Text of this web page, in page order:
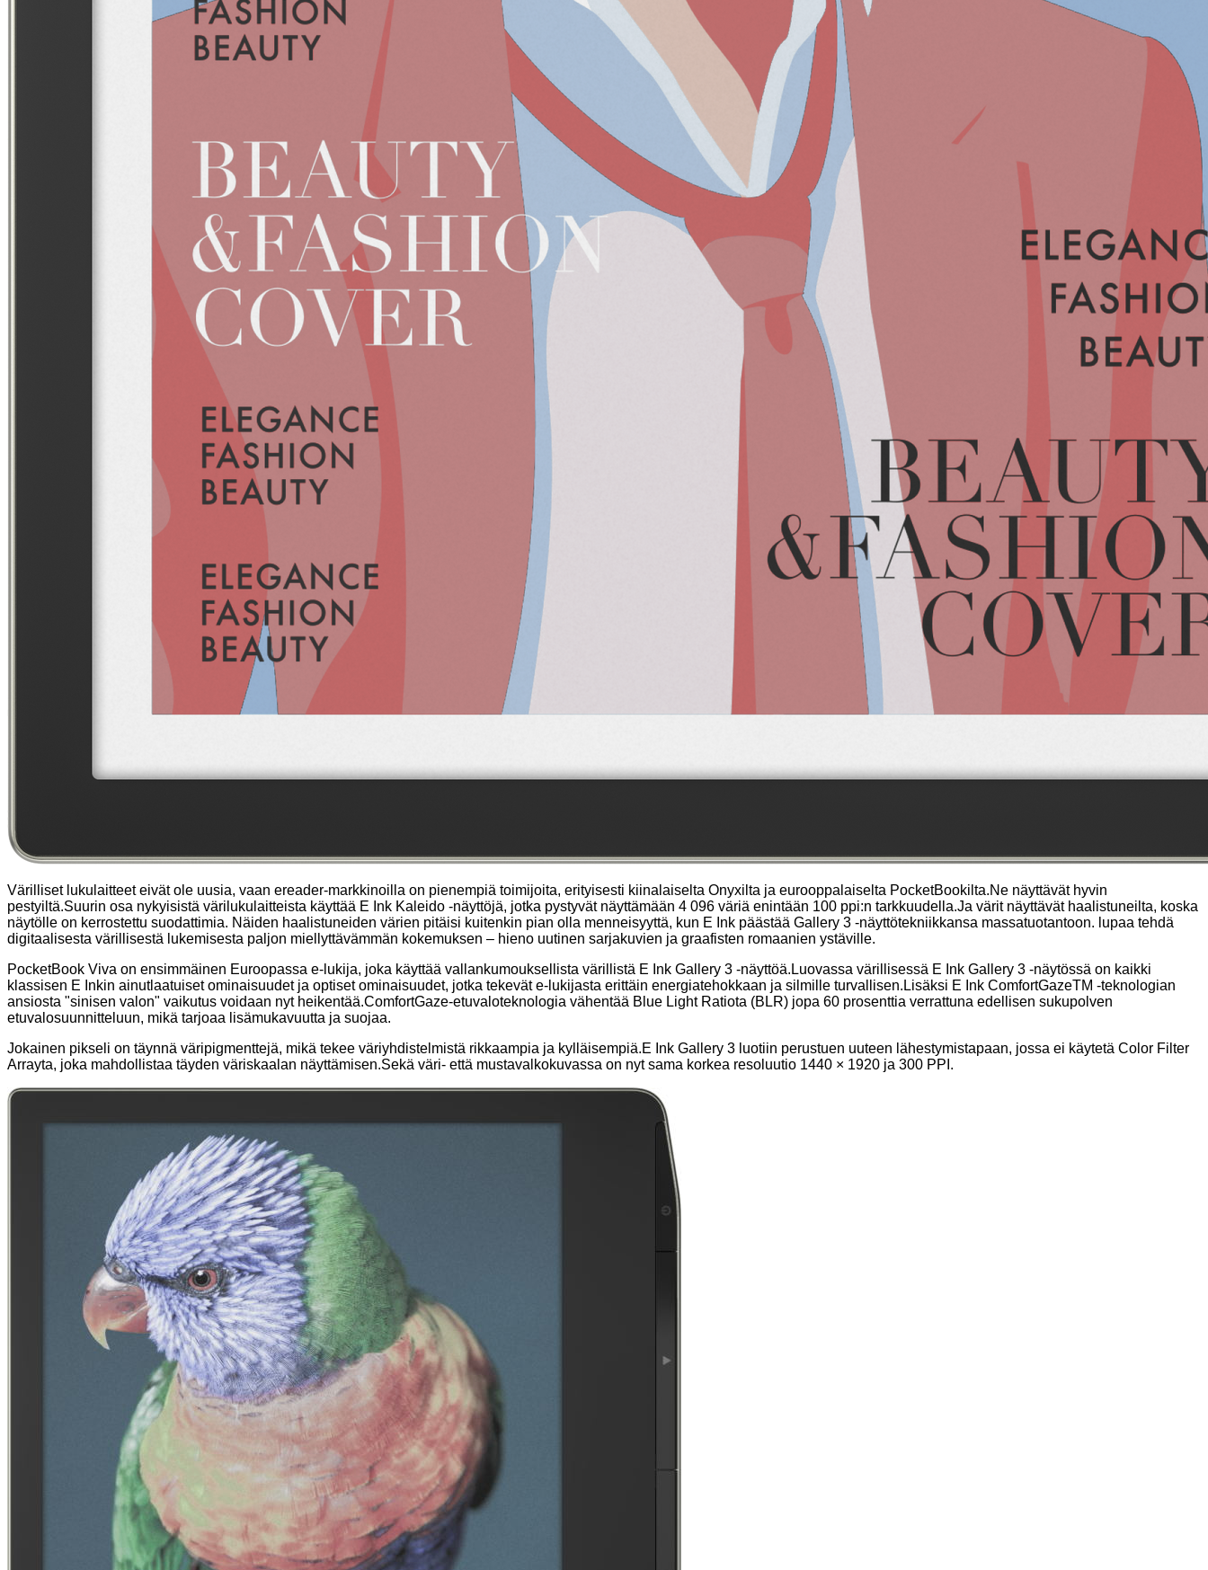
Värilliset lukulaitteet eivät ole uusia, vaan ereader-markkinoilla on pienempiä toimijoita, erityisesti kiinalaiselta Onyxilta ja eurooppalaiselta PocketBookilta.Ne näyttävät hyvin
pestyiltä.Suurin osa nykyisistä värilukulaitteista käyttää E Ink Kaleido -näyttöjä, jotka pystyvät näyttämään 4 096 väriä enintään 100 ppi:n tarkkuudella.Ja värit näyttävät haalistuneilta, koska
näytölle on kerrostettu suodattimia. Näiden haalistuneiden värien pitäisi kuitenkin pian olla menneisyyttä, kun E Ink päästää Gallery 3 -näyttötekniikkansa massatuotantoon. lupaa tehdä
digitaalisesta värillisestä lukemisesta paljon miellyttävämmän kokemuksen – hieno uutinen sarjakuvien ja graafisten romaanien ystäville.
PocketBook Viva on ensimmäinen Euroopassa e-lukija, joka käyttää vallankumouksellista värillistä E Ink Gallery 3 -näyttöä.Luovassa värillisessä E Ink Gallery 3 -näytössä on kaikki
klassisen E Inkin ainutlaatuiset ominaisuudet ja optiset ominaisuudet, jotka tekevät e-lukijasta erittäin energiatehokkaan ja silmille turvallisen.Lisäksi E Ink ComfortGazeTM -teknologian
ansiosta "sinisen valon" vaikutus voidaan nyt heikentää.ComfortGaze-etuvaloteknologia vähentää Blue Light Ratiota (BLR) jopa 60 prosenttia verrattuna edellisen sukupolven
etuvalosuunnitteluun, mikä tarjoaa lisämukavuutta ja suojaa.
Jokainen pikseli on täynnä väripigmenttejä, mikä tekee väriyhdistelmistä rikkaampia ja kylläisempiä.E Ink Gallery 3 luotiin perustuen uuteen lähestymistapaan, jossa ei käytetä Color Filter
Arrayta, joka mahdollistaa täyden väriskaalan näyttämisen.Sekä väri- että mustavalkokuvassa on nyt sama korkea resoluutio 1440 × 1920 ja 300 PPI.